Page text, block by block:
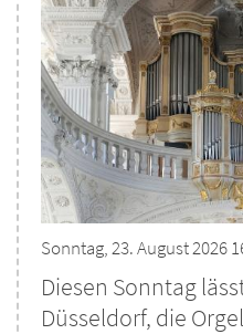
Sonntag, 23. August 2026
Diesen Sonntag
Düsseldorf, die